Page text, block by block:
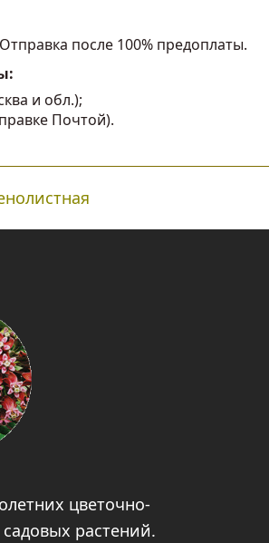
после 100% предоплаты.
и обл.);
Почтой).
цветочно-
растений.